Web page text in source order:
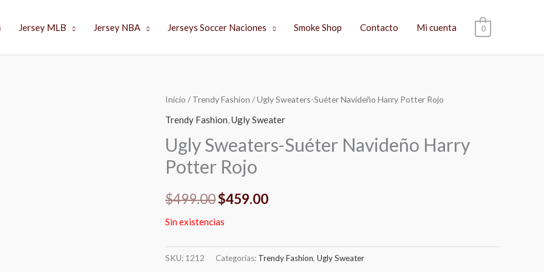
Jersey MLB Jersey NBA Jerseys Soccer Naciones Smoke Shop Contacto Mi cuenta 0
Inicio / Trendy Fashion / Ugly Sweaters-Suéter Navideño Harry Potter Rojo
Trendy Fashion,Ugly Sweater
Ugly Sweaters-Suéter Navideño Harry
Potter Rojo
$499.00
El
precio
original
era:
$499.00.
$459.00
El
precio
actual
$459.00.
Sin existencias
SKU: 1212 Categorías: Trendy Fashion, Ugly Sweater